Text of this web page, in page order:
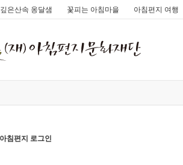
깊은산속 옹달샘 꽃피는 아침마을 아침편지 여행